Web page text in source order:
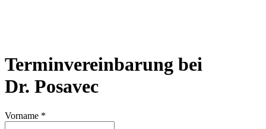
Terminvereinbarung bei
Dr. Posavec
Vorname *